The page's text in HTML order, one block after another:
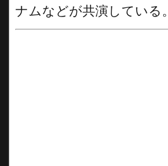
ナムなどが共演している。